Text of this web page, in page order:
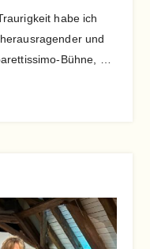
habe ich
und
Bühne, …